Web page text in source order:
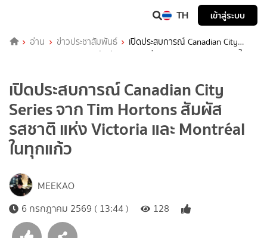
TH เข้าสู่ระบบ
อ่าน ข่าวประชาสัมพันธ์
เปิดประสบการณ์ Canadian City
Series จาก Tim Hortons สัมผัสรสชาติ แห่ง Victoria และ Montréal ในทุก
เปิดประสบการณ์ Canadian City
Series จาก Tim Hortons สัมผัส
รสชาติ แห่ง Victoria และ Montréal
ในทุกแก้ว
MEEKAO
6 กรกฎาคม 2569 ( 13:44 )
128